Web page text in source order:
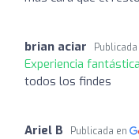
brian aciar
Experiencia
todos los findes
Ariel B Publicada en